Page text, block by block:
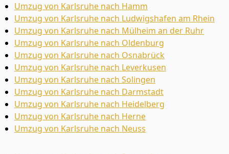
Umzug von Karlsruhe nach Hamm
Umzug von Karlsruhe nach Ludwigshafen am Rhein
Umzug von Karlsruhe nach Mülheim an der Ruhr
Umzug von Karlsruhe nach Oldenburg
Umzug von Karlsruhe nach Osnabrück
Umzug von Karlsruhe nach Leverkusen
Umzug von Karlsruhe nach Solingen
Umzug von Karlsruhe nach Darmstadt
Umzug von Karlsruhe nach Heidelberg
Umzug von Karlsruhe nach Herne
Umzug von Karlsruhe nach Neuss